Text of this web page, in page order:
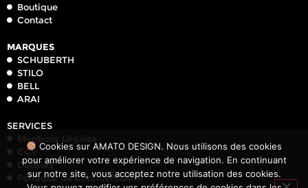
Boutique
Contact
MARQUES
SCHUBERTH
STILO
BELL
ARAI
SERVICES
Mentions Légales
CGV
Cookies
Politique de Confidentialité
Cookies sur AMATO DESIGN. Nous utilisons des cookies
pour améliorer votre expérience de navigation. En continuant
sur notre site, vous acceptez notre utilisation des cookies.